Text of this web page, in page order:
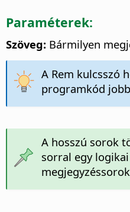
Paraméterek:
Szöveg: Bármilyen
A Rem kulcsszó
programkód
A hosszú sorok
sorral egy